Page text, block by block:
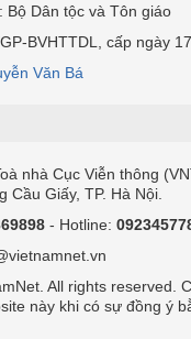
Bộ Dân tộc và Tôn giáo
BVHTTDL, cấp ngày
Văn Bá
nhà Cục Viễn thông
Giấy, TP. Hà Nội.
- Hotline:
All rights reserved.
này khi có sự đồng ý